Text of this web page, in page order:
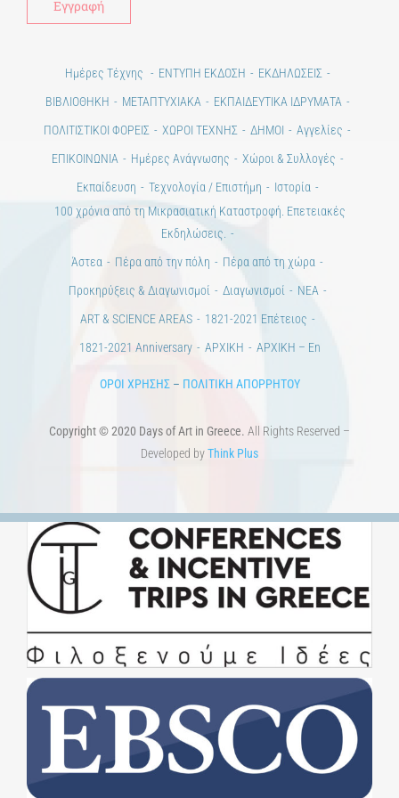
Ημέρες Τέχνης ΕΝΤΥΠΗ ΕΚΔΟΣΗ
ΕΚΔΗΛΩΣΕΙΣ
ΒΙΒΛΙΟΘΗΚΗ
ΜΕΤΑΠΤΥΧΙΑΚΑ
ΕΚΠΑΙΔΕΥΤΙΚΑ ΙΔΡΥΜΑΤΑ
ΠΟΛΙΤΙΣΤΙΚΟΙ ΦΟΡΕΙΣ
ΧΩΡΟΙ ΤΕΧΝΗΣ ΔΗΜΟΙ
Αγγελίες
ΕΠΙΚΟΙΝΩΝΙΑ
Ημέρες Ανάγνωσης
Χώροι & Συλλογές
Εκπαίδευση
Τεχνολογία / Επιστήμη
Ιστορία
100 χρόνια από τη Μικρασιατική Καταστροφή. Επετειακές
Εκδηλώσεις.
Άστεα
Πέρα από την πόλη
Πέρα από τη χώρα
Προκηρύξεις & Διαγωνισμοί
Διαγωνισμοί
ΝΕΑ
ART & SCIENCE AREAS
1821-2021 Επέτειος
1821-2021 Anniversary
ΑΡΧΙΚΗ ΑΡΧΙΚΗ – En
ΟΡΟΙ ΧΡΗΣΗΣ– ΠΟΛΙΤΙΚΗ ΑΠΟΡΡΗΤΟΥ
Copyright © 2020 Days of Art in Greece. All Rights Reserved –
Developed byThink Plus